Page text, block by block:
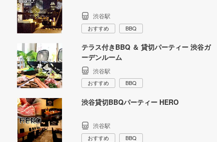
渋谷駅
おすすめ BBQ
テラス付きBBQ ＆ 貸切パーティー 渋谷ガ
ーデンルーム
渋谷駅
おすすめ BBQ
渋谷貸切BBQパーティー HERO
渋谷駅
おすすめ BBQ